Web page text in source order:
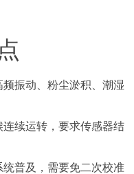
振动、粉尘淤积、潮湿
续运转，要求传感器结
普及，需要免二次校准